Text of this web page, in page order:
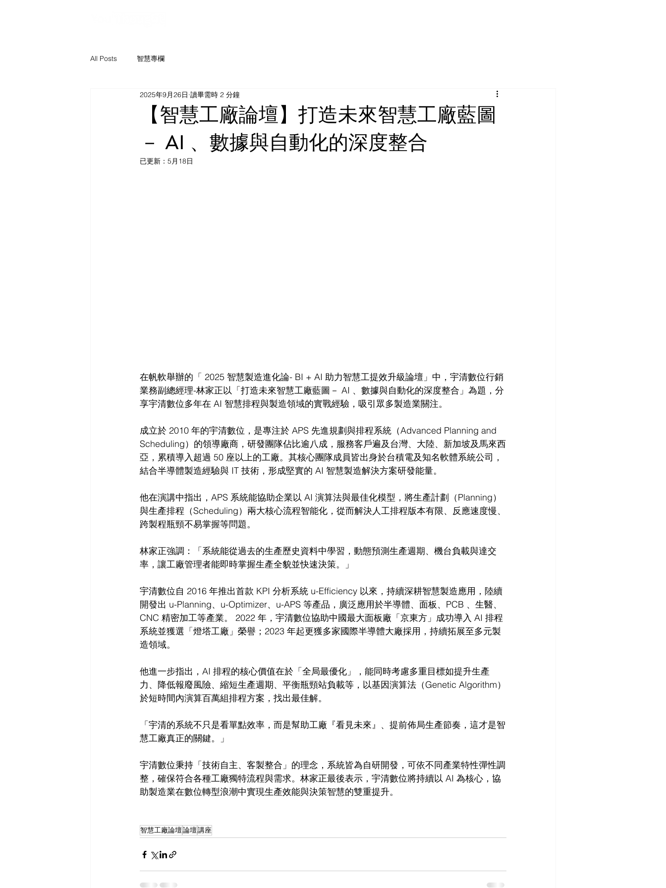
All Posts 智慧專欄
【智慧工廠論壇】打造未來智慧工廠藍圖
－ AI 、數據與自動化的深度整合
2025年9月26日 讀畢需時 2 分鐘
已更新： 5月18日
在帆軟舉辦的「 2025 智慧製造進化論- BI + AI 助力智慧工提效升級論壇」中，宇清數位行銷
業務副總經理-林家正以「打造未來智慧工廠藍圖－ AI 、數據與自動化的深度整合」為題，分
享宇清數位多年在 AI 智慧排程與製造領域的實戰經驗，吸引眾多製造業關注。
成立於 2010 年的宇清數位，是專注於 APS 先進規劃與排程系統（Advanced Planning and
Scheduling）的領導廠商，研發團隊佔比逾八成，服務客戶遍及台灣、大陸、新加坡及馬來西
亞，累積導入超過 50 座以上的工廠。其核心團隊成員皆出身於台積電及知名軟體系統公司，
結合半導體製造經驗與 IT 技術，形成堅實的 AI 智慧製造解決方案研發能量。
他在演講中指出，APS 系統能協助企業以 AI 演算法與最佳化模型，將生產計劃（Planning）
與生產排程（Scheduling）兩大核心流程智能化，從而解決人工排程版本有限、反應速度慢、
跨製程瓶頸不易掌握等問題。
林家正強調：「系統能從過去的生產歷史資料中學習，動態預測生產週期、機台負載與達交
率，讓工廠管理者能即時掌握生產全貌並快速決策。」
宇清數位自 2016 年推出首款 KPI 分析系統 u-Efficiency 以來，持續深耕智慧製造應用，陸續
開發出 u-Planning、u-Optimizer、u-APS 等產品，廣泛應用於半導體、面板、PCB 、生醫、
CNC 精密加工等產業。 2022 年，宇清數位協助中國最大面板廠「京東方」成功導入 AI 排程
系統並獲選「燈塔工廠」榮譽；2023 年起更獲多家國際半導體大廠採用，持續拓展至多元製
造領域。
他進一步指出，AI 排程的核心價值在於「全局最優化」，能同時考慮多重目標如提升生產
力、降低報廢風險、縮短生產週期、平衡瓶頸站負載等，以基因演算法（Genetic Algorithm）
於短時間內演算百萬組排程方案，找出最佳解。
「宇清的系統不只是看單點效率，而是幫助工廠『看見未來』、提前佈局生產節奏，這才是智
慧工廠真正的關鍵。」
宇清數位秉持「技術自主、客製整合」的理念，系統皆為自研開發，可依不同產業特性彈性調
整，確保符合各種工廠獨特流程與需求。林家正最後表示，宇清數位將持續以 AI 為核心，協
助製造業在數位轉型浪潮中實現生產效能與決策智慧的雙重提升。
智慧工廠論壇論壇講座